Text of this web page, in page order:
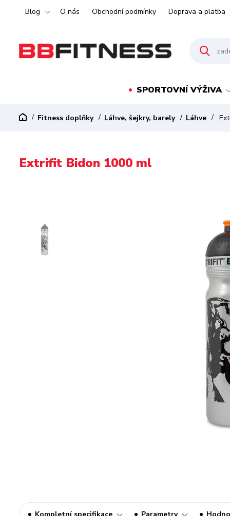
Blog O nás Obchodní podmínky Doprava a platba
SPORTOVNÍ VÝŽIVA
Fitness doplňky Láhve, šejkry, barely Láhve
Extrifit Bidon 1000 ml